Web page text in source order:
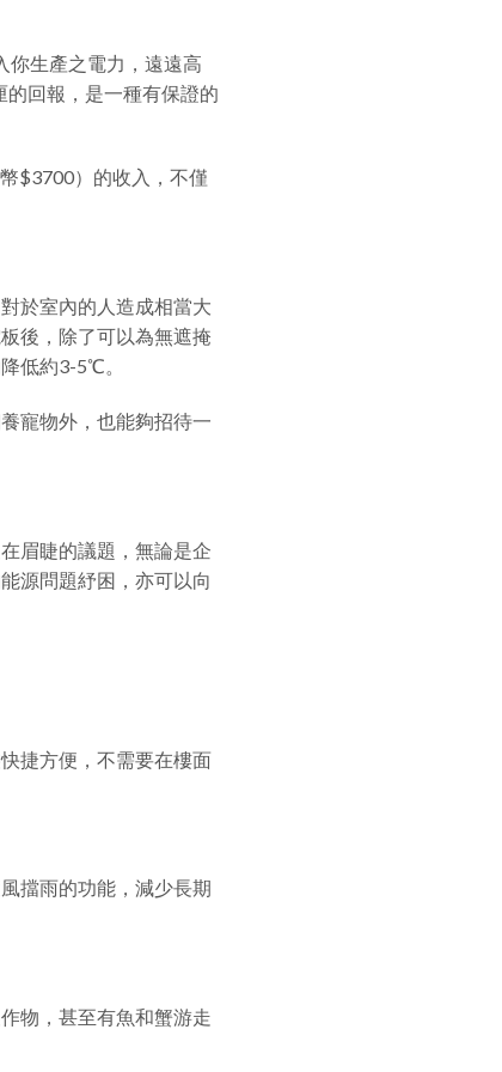
你生產之電力，遠遠高
回報，是一種有保證的
$3700）的收入，不僅
於室內的人造成相當大
後，除了可以為無遮掩
低約3-5℃。
寵物外，也能夠招待一
眉睫的議題，無論是企
源問題紓困，亦可以向
捷方便，不需要在樓面
擋雨的功能，減少長期
物，甚至有魚和蟹游走